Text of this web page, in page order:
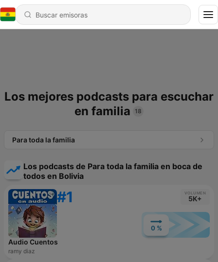
Los mejores podcasts para escuchar
en familia
18
Para toda la familia
Los podcasts de Para toda la familia en boca de
todos en Bolivia
#1 VOLUMEN
5K+
0 %
Audio Cuentos
ramy diaz